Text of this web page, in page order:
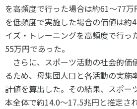
を高頻度で行った場合は約61～77
を低頻度で実施した場合の価値は約
イズ・トレーニングを高頻度で行っ
55万円であった。
さらに、スポーツ活動の社会的価
るため、母集団人口と各活動の実施
計値を算出した。その結果、スポー
本全体で約14.0～17.5兆円と推定され